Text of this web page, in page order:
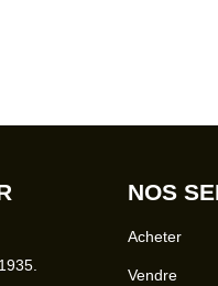
hors charges).
NOS
Acheter
Vendre